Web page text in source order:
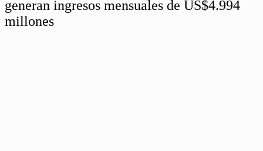
generan ingresos mensuales de US$4.994
millones